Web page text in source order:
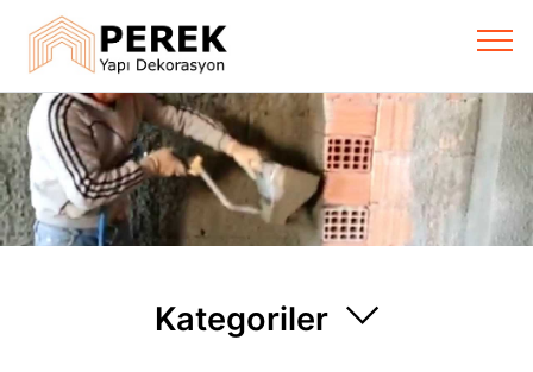
Kategoriler